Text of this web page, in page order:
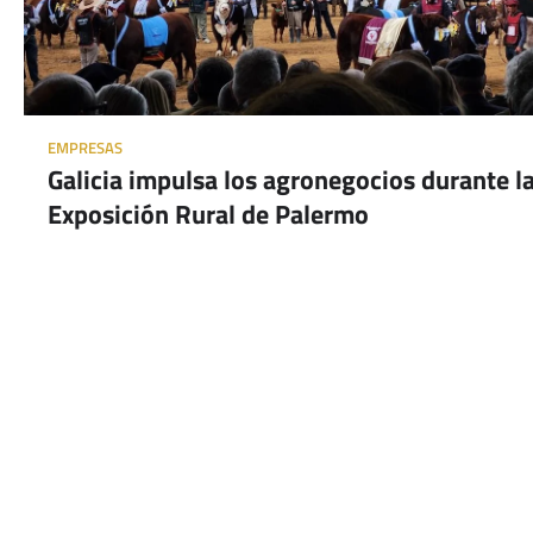
EMPRESAS
Galicia impulsa los agronegocios durante
Exposición Rural de Palermo